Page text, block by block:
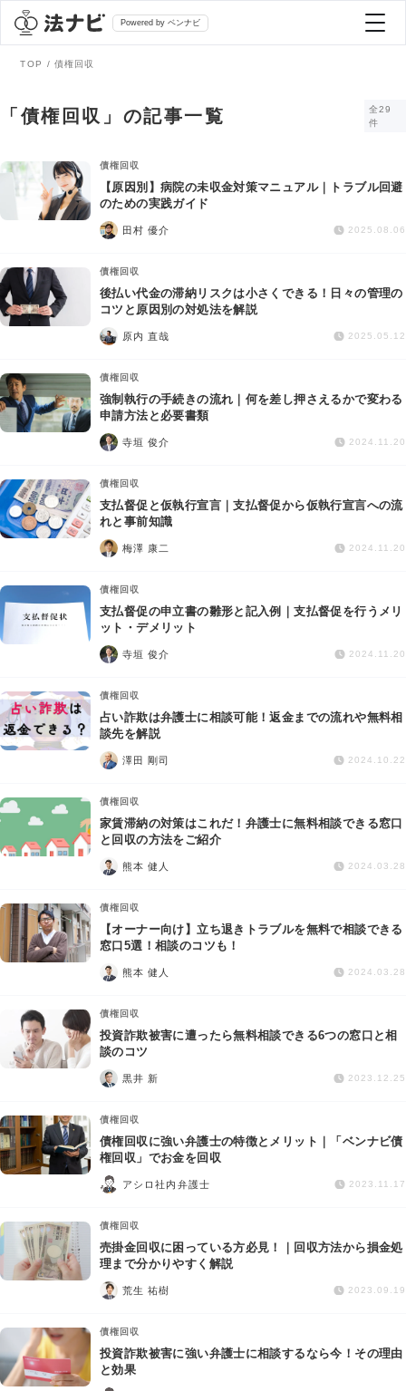
Powered by ベンナビ
全て
法律相談
債務整理
交通事故
労働問題
債権回収
IT・ネット
資金調達
企業法務
弁護士を探す
おすすめ弁護士診断
AI Search Premium
掲載をご検討の弁護士の方へ
TOP 債権回収
「債権回収」の記事一覧
全29
件
債権回収
【原因別】病院の未収金対策マニュアル｜トラブル回避
のための実践ガイド
田村 優介 2025.08.06
債権回収
後払い代金の滞納リスクは小さくできる！日々の管理の
コツと原因別の対処法を解説
原内 直哉 2025.05.12
債権回収
強制執行の手続きの流れ｜何を差し押さえるかで変わる
申請方法と必要書類
寺垣 俊介 2024.11.20
債権回収
支払督促と仮執行宣言｜支払督促から仮執行宣言への流
れと事前知識
梅澤 康二 2024.11.20
債権回収
支払督促の申立書の雛形と記入例｜支払督促を行うメリ
ット・デメリット
寺垣 俊介 2024.11.20
債権回収
占い詐欺は弁護士に相談可能！返金までの流れや無料相
談先を解説
澤田 剛司 2024.10.22
債権回収
家賃滞納の対策はこれだ！弁護士に無料相談できる窓口
と回収の方法をご紹介
熊本 健人 2024.03.28
債権回収
【オーナー向け】立ち退きトラブルを無料で相談できる
窓口5選！相談のコツも！
熊本 健人 2024.03.28
債権回収
投資詐欺被害に遭ったら無料相談できる6つの窓口と相
談のコツ
黒井 新 2023.12.25
債権回収
債権回収に強い弁護士の特徴とメリット｜「ベンナビ債
権回収」でお金を回収
アシロ社内弁護士 2023.11.17
債権回収
売掛金回収に困っている方必見！｜回収方法から損金処
理まで分かりやすく解説
荒生 祐樹 2023.09.19
債権回収
投資詐欺被害に強い弁護士に相談するなら今！その理由
と効果